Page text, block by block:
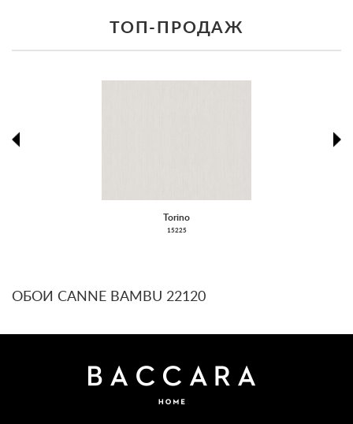
ТОП-ПРОДАЖ
Torino
15225
ОБОИ CANNE BAMBU 22120